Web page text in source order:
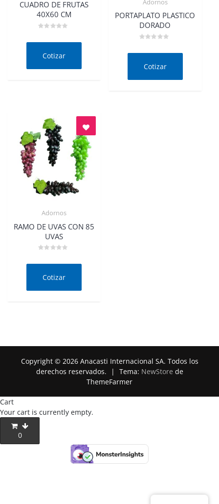
CUADRO DE FRUTAS
40X60 CM
deCotizar
Adornos
PORTAPLATO PLASTICO
DORADO
deCotizar
Adornos
RAMO DE UVAS CON 85
UVAS
en
deCotizar
Copyright © 2026 Anacasti Internacional SA. Todos los
derechos reservados.
| Tema: NewStore de
ThemeFarmer
Cart
Your cart is currently empty.
0